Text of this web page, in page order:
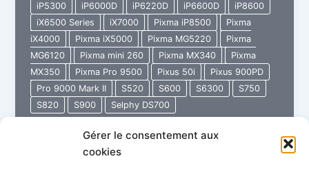
Gérer le consentement aux
cookies
iP5300
iP6000D iP6220D iP6600D
iP8600
iX6500 Series
iX7000 Pixma iP8500
Pixma
iX4000
Pixma iX5000 Pixma MG5220
Pixma
MG6120
Pixma mini 260 Pixma MX340
Pixma
MX350
Pixma Pro 9500 Pixus 50i
Pixus 900PD
Pro 9000 Mark II
S520 S600 S6300
S750
S820
S900 Selphy DS700
Lire l’article »